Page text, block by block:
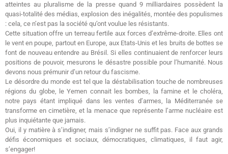
atteintes au pluralisme de la presse quand 9 milliardaires possèdent la
quasi-totalité des médias, explosion des inégalités, montée des populismes
: cela, ce n’est pas la société qu’ont voulue les résistants.
Cette situation offre un terreau fertile aux forces d’extrême-droite. Elles ont
le vent en poupe, partout en Europe, aux Etats-Unis et les bruits de bottes se
font de nouveau entendre au Brésil. Si elles continuaient de renforcer leurs
positions de pouvoir, mesurons le désastre possible pour l’humanité. Nous
devons nous prémunir d’un retour du fascisme.
Le désordre du monde est tel que la déstabilisation touche de nombreuses
régions du globe, le Yemen connait les bombes, la famine et le choléra,
notre pays étant impliqué dans les ventes d’armes, la Méditerranée se
transforme en cimetière, et la menace que représente l’arme nucléaire est
plus inquiétante que jamais.
Oui, il y matière à s’indigner, mais s’indigner ne suffit pas. Face aux grands
défis économiques et sociaux, démocratiques, climatiques, il faut agir,
s’engager!